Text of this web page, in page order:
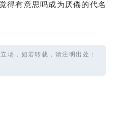
有意思吗成为厌倦的代名
场，如若转载，请注明出处：